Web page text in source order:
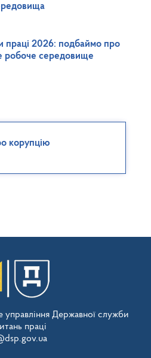
праці 2026: подбаймо про
робоче середовище
корупцію
управління Державної служби
праці